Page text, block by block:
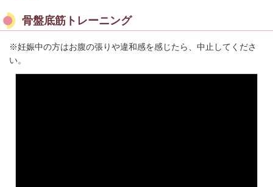
骨盤底筋トレーニング
※妊娠中の方はお腹の張りや違和感を感じたら、中止してくださ
い。